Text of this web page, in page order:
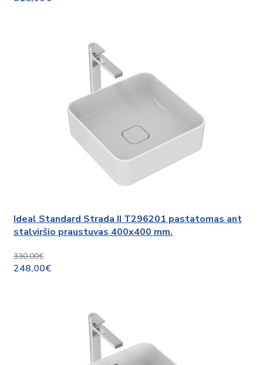
Ideal Standard Strada II T296201 pastatomas ant
stalviršio praustuvas 400x400 mm.
330,00€
248,00€